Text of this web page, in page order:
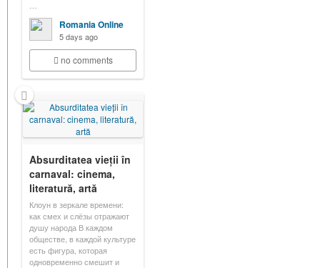
Romania Online
5 days ago
no comments
Absurditatea vieții în
carnaval: cinema,
literatură, artă
Клоун в зеркале времени:
как смех и слёзы отражают
душу народа В каждом
обществе, в каждой культуре
есть фигура, которая
одновременно смешит и